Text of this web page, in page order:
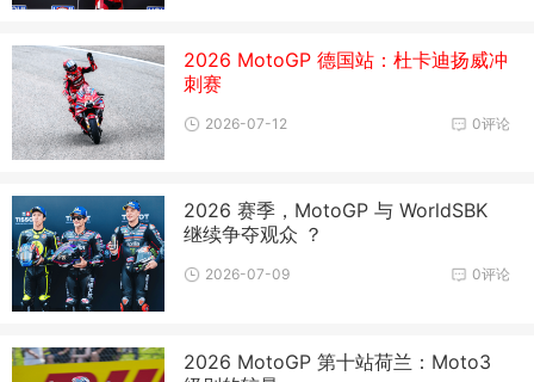
2026 MotoGP 德国站：杜卡迪扬威冲
刺赛
0评论
2026-07-12
2026 赛季，MotoGP 与 WorldSBK
继续争夺观众 ？
0评论
2026-07-09
2026 MotoGP 第十站荷兰：Moto3